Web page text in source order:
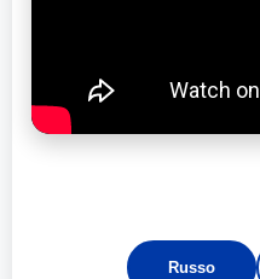
Russo